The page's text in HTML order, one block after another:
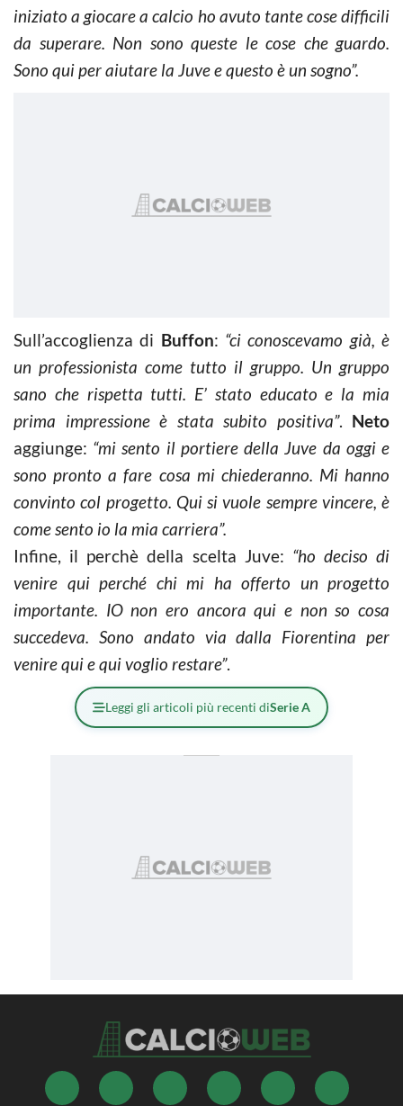
iniziato a giocare a calcio ho avuto tante cose difficili
da superare. Non sono queste le cose che guardo.
Sono qui per aiutare la Juve e questo è un sogno”.
Sull’accoglienza di Buffon: “ci conoscevamo già, è
un professionista come tutto il gruppo. Un gruppo
sano che rispetta tutti. E’ stato educato e la mia
prima impressione è stata subito positiva”. Neto
aggiunge: “mi sento il portiere della Juve da oggi e
sono pronto a fare cosa mi chiederanno. Mi hanno
convinto col progetto. Qui si vuole sempre vincere, è
come sento io la mia carriera”.
Infine, il perchè della scelta Juve: “ho deciso di
venire qui perché chi mi ha offerto un progetto
importante. IO non ero ancora qui e non so cosa
succedeva. Sono andato via dalla Fiorentina per
venire qui e qui voglio restare”.
Leggi gli articoli più recenti diSerie A